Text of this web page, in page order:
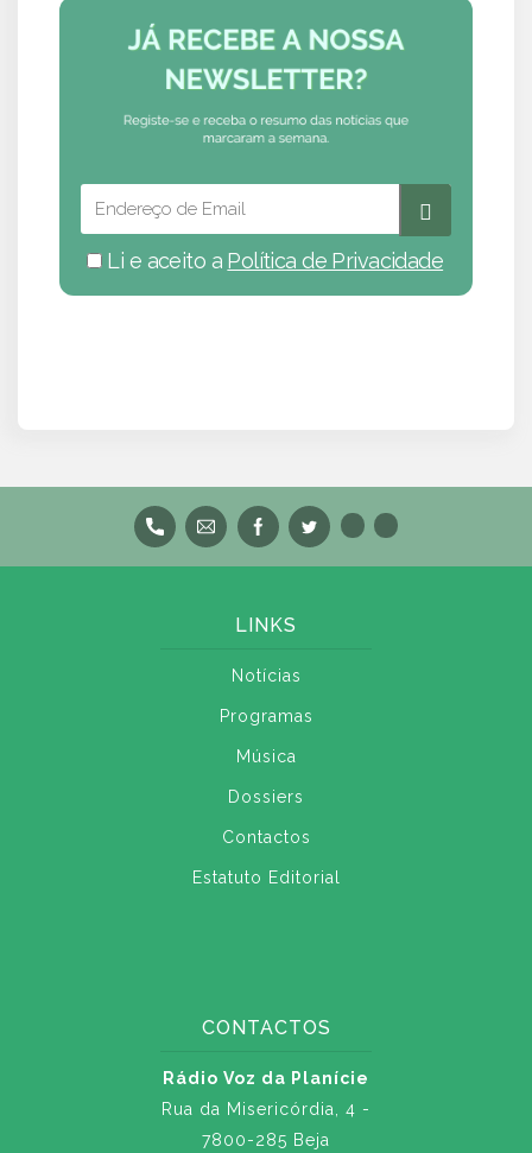
Li e aceito a Política de Privacidade
LINKS
Notícias
Programas
Música
Dossiers
Contactos
Estatuto Editorial
CONTACTOS
Rádio Voz da Planície
Rua da Misericórdia, 4 -
7800-285 Beja